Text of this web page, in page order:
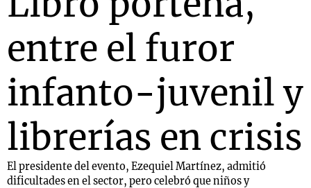
entre el furor
infanto-juvenil y
librerías en crisis
El presidente del evento, Ezequiel Martínez, admitió
dificultades en el sector, pero celebró que niños y